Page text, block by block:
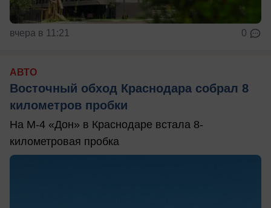
вчера в 11:21 0
АВТО
Восточный обход Краснодара собрал 8
километров пробки
На М-4 «Дон» в Краснодаре встала 8-
километровая пробка